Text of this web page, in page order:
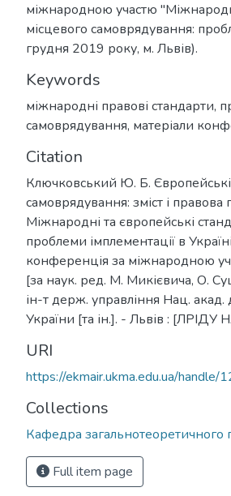
міжнародною участю
місцевого самоврядування:
грудня 2019 року, м. Львів).
Keywords
міжнародні правові стандарти,
самоврядування, матеріали
Citation
Ключковський Ю. Б. Європейські
самоврядування: зміст і
Міжнародні та європейські
проблеми імплементації в
конференція за міжнародною
[за наук. ред. М. Микієвича, О.
ін-т держ. управління Нац.
України [та ін.]. - Львів :
URI
https://ekmair.ukma.edu.ua/
Collections
Кафедра загальнотеоретичного
Full item page